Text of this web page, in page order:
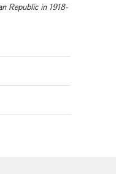
Republic in 1918-